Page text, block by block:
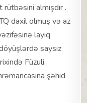
almışdır .
daxil olmuş və az
layiq
saysız
Füzuli
şəhid